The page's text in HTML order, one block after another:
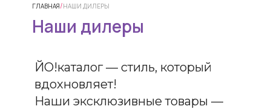
ГЛАВНАЯ/НАШИ ДИЛЕРЫ
Наши дилеры
ЙО!каталог — стиль, который
вдохновляет!
Наши эксклюзивные товары —